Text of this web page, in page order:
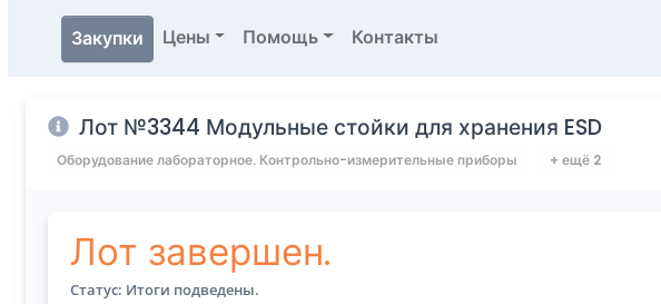
Закупки Цены Помощь Контакты
Лот №3344 Модульные стойки для хранения ESD
Оборудование лабораторное. Контрольно-измерительные приборы + ещё 2
Лот завершен.
Статус: Итоги подведены.